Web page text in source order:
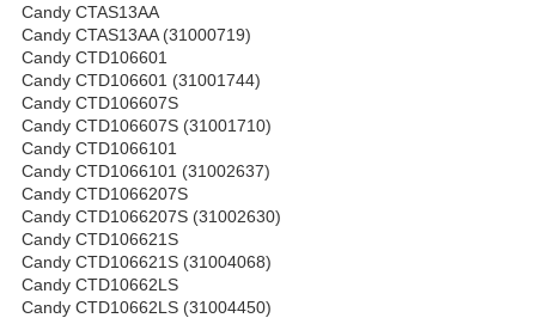
Candy CTAS13AA
Candy CTAS13AA (31000719)
Candy CTD106601
Candy CTD106601 (31001744)
Candy CTD106607S
Candy CTD106607S (31001710)
Candy CTD1066101
Candy CTD1066101 (31002637)
Candy CTD1066207S
Candy CTD1066207S (31002630)
Candy CTD106621S
Candy CTD106621S (31004068)
Candy CTD10662LS
Candy CTD10662LS (31004450)